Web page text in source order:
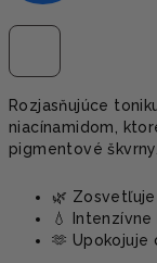
Rozjasňujúce
niacínamidom,
pigmentové škvrny.
🌿
💧
🫶 Upokojuje